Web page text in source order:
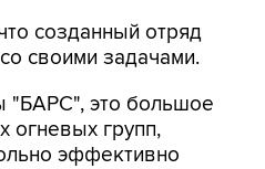
созданный отряд
своими задачами.
"БАРС", это большое
огневых групп,
эффективно